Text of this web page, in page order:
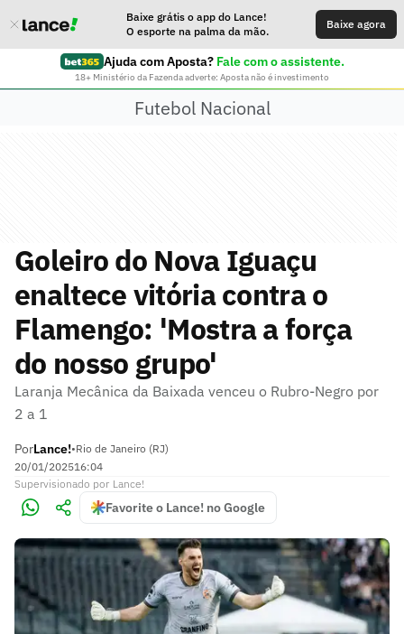
Baixe grátis o app do Lance!
O esporte na palma da mão.
Baixe agora
Ajuda com Aposta? Fale com o assistente.
18+ Ministério da Fazenda adverte: Aposta não é investimento
Futebol Nacional
Goleiro do Nova Iguaçu
enaltece vitória contra o
Flamengo: 'Mostra a força
do nosso grupo'
Laranja Mecânica da Baixada venceu o Rubro-Negro por
2 a 1
PorLance!•Rio de Janeiro (RJ)
20/01/202516:04
Supervisionado por Lance!
Favorite o Lance! no Google